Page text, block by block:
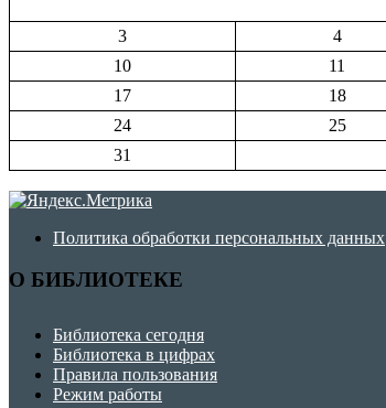
3
4
10
11
17
18
24
25
31
Политика обработки персональных данных
О БИБЛИОТЕКЕ
Библиотека сегодня
Библиотека в цифрах
Правила пользования
Режим работы